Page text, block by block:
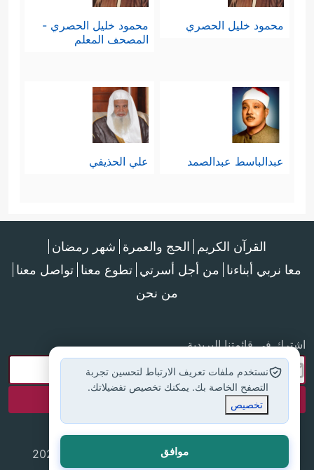
محمود خليل الحصري
محمود خليل الحصري -
المصحف المعلم
عبدالباسط عبدالصمد علي الحذيفي
القرآن الكريم الحج والعمرة شهر رمضان
معا نربي أبناءنا من أجل أسرتي تطوع معنا تواصل معنا
من نحن
اشترك في قائمتنا البريدية
جميع الحقوق محفوظة لموقع إسلام أون لاين © 2025
نستخدم ملفات تعريف الارتباط لتحسين تجربة
التصفح الخاصة بك. يمكنك تخصيص تفضيلاتك.
تخصيص
موافق